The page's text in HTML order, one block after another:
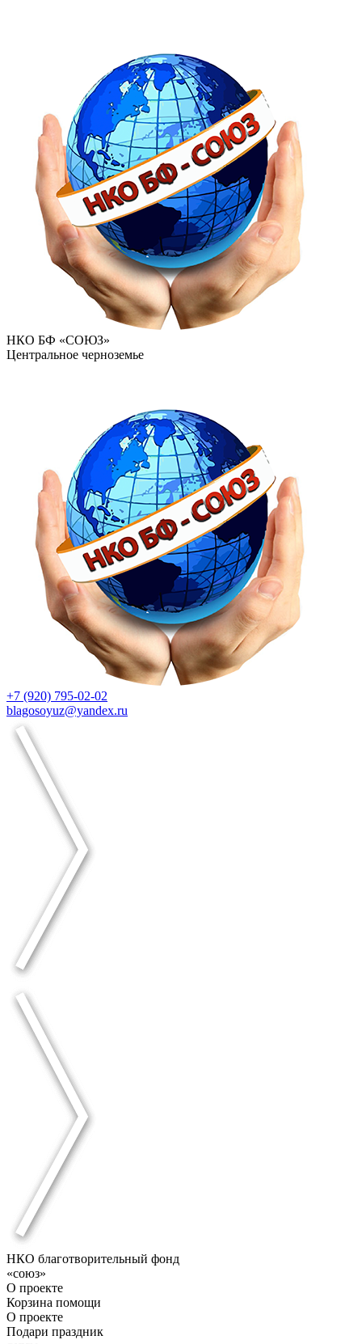
НКО БФ «СОЮЗ»
Центральное черноземье
+7 (920) 795-02-02
blagosoyuz@yandex.ru
НКО благотворительный фонд
«союз»
О проекте
Корзина помощи
О проекте
Подари праздник